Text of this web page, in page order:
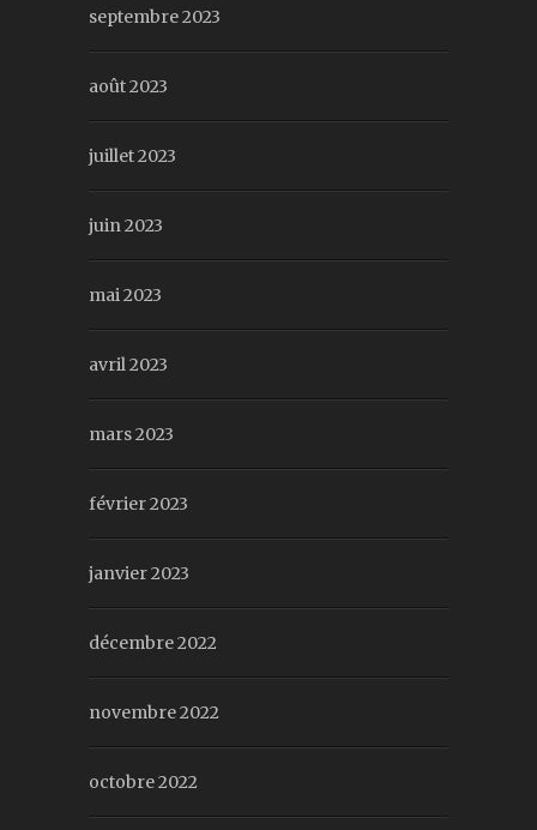
septembre 2023
août 2023
juillet 2023
juin 2023
mai 2023
avril 2023
mars 2023
février 2023
janvier 2023
décembre 2022
novembre 2022
octobre 2022